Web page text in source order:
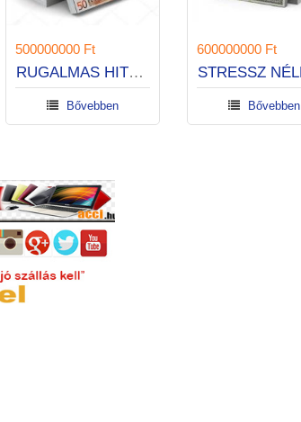
220 Ft
megbízható hitelajánlat
Bővebben
500000000 Ft
Bővebben